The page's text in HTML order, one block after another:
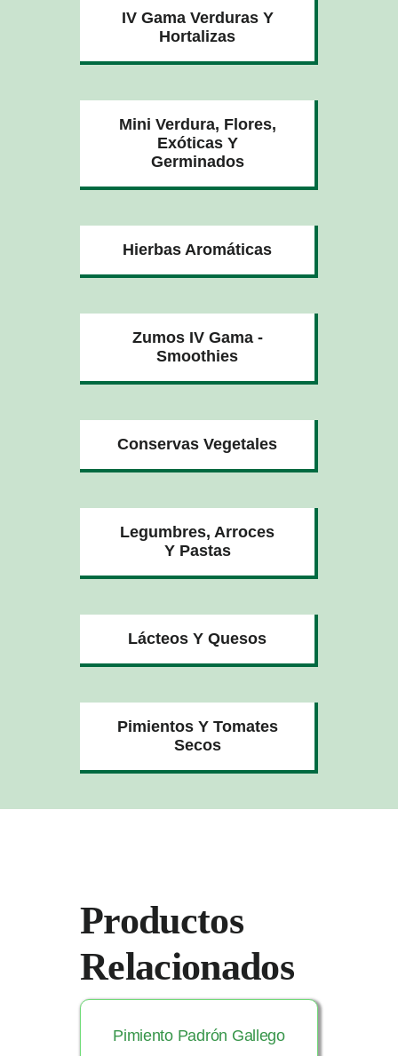
IV Gama Verduras Y
Hortalizas
Mini Verdura, Flores,
Exóticas Y
Germinados
Hierbas Aromáticas
Zumos IV Gama -
Smoothies
Conservas Vegetales
Legumbres, Arroces
Y Pastas
Lácteos Y Quesos
Pimientos Y Tomates
Secos
Productos
Relacionados
Pimiento Padrón Gallego